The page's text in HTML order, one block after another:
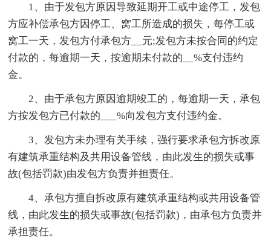
1、由于发包方原因导致延期开工或中途停工，发包
方应补偿承包方因停工、窝工所造成的损失，每停工或
窝工一天，发包方付承包方__元;发包方未按合同的约定
付款的，每逾期一天，按逾期未付款的__%支付违约
金。
2、由于承包方原因逾期竣工的，每逾期一天，承包
方按发包方已付款的___%向发包方支付违约金。
3、发包方未办理有关手续，强行要求承包方拆改原
有建筑承重结构及共用设备管线，由此发生的损失或事
故(包括罚款)由发包方负责并担责任。
4、承包方擅自拆改原有建筑承重结构或共用设备管
线，由此发生的损失或事故(包括罚款)，由承包方负责并
承担责任。